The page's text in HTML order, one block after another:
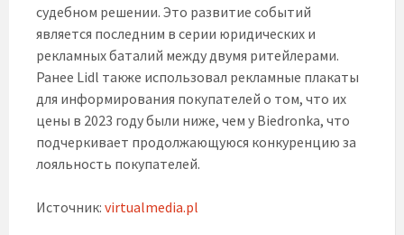
судебном решении. Это развитие событий
является последним в серии юридических и
рекламных баталий между двумя ритейлерами.
Ранее Lidl также использовал рекламные плакаты
для информирования покупателей о том, что их
цены в 2023 году были ниже, чем у Biedronka, что
подчеркивает продолжающуюся конкуренцию за
лояльность покупателей.
Источник: virtualmedia.pl